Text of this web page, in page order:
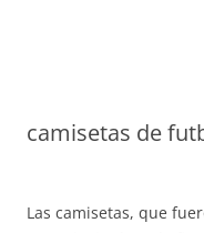
camisetas de
Las camisetas, que